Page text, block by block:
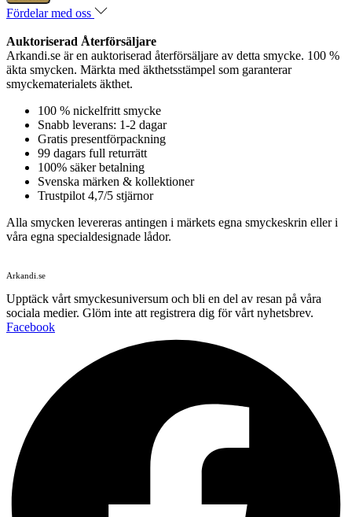
Fördelar med oss
Auktoriserad Återförsäljare
Arkandi.se är en auktoriserad återförsäljare av detta smycke. 100 %
äkta smycken. Märkta med äkthetsstämpel som garanterar
smyckematerialets äkthet.
100 % nickelfritt smycke
Snabb leverans: 1-2 dagar
Gratis presentförpackning
99 dagars full returrätt
100% säker betalning
Svenska märken & kollektioner
Trustpilot 4,7/5 stjärnor
Alla smycken levereras antingen i märkets egna smyckeskrin eller i
våra egna specialdesignade lådor.
Arkandi.se
Upptäck vårt smyckesuniversum och bli en del av resan på våra
sociala medier. Glöm inte att registrera dig för vårt nyhetsbrev.
Facebook